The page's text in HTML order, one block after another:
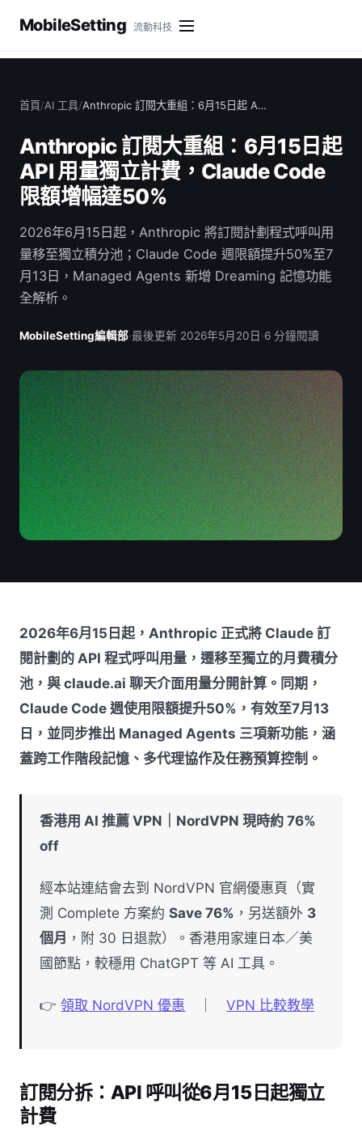
MobileSetting 流動科技
首頁/AI 工具/Anthropic 訂閱大重組：6月15日起 A…
Anthropic 訂閱大重組：6月15日起
API 用量獨立計費，Claude Code
限額增幅達50%
2026年6月15日起，Anthropic 將訂閱計劃程式呼叫用
量移至獨立積分池；Claude Code 週限額提升50%至7
月13日，Managed Agents 新增 Dreaming 記憶功能
全解析。
MobileSetting編輯部·最後更新 2026年5月20日 ·6 分鐘閱讀
2026年6月15日起，Anthropic 正式將 Claude 訂
閱計劃的 API 程式呼叫用量，遷移至獨立的月費積分
池，與 claude.ai 聊天介面用量分開計算。同期，
Claude Code 週使用限額提升50%，有效至7月13
日，並同步推出 Managed Agents 三項新功能，涵
蓋跨工作階段記憶、多代理協作及任務預算控制。
香港用 AI 推薦 VPN｜NordVPN 現時約 76%
off
經本站連結會去到 NordVPN 官網優惠頁（實
測 Complete 方案約Save 76% ，另送額外 3
個月 ，附 30 日退款）。香港用家連日本／美
國節點，較穩用 ChatGPT 等 AI 工具。
👉領取 NordVPN 優惠 ｜VPN 比較教學
訂閱分拆：API 呼叫從6月15日起獨立
計費